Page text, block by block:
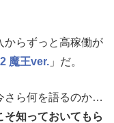
からずっと高稼働が
魔王ver. 」だ。
さら何を語るのか…
そ知っておいてもら